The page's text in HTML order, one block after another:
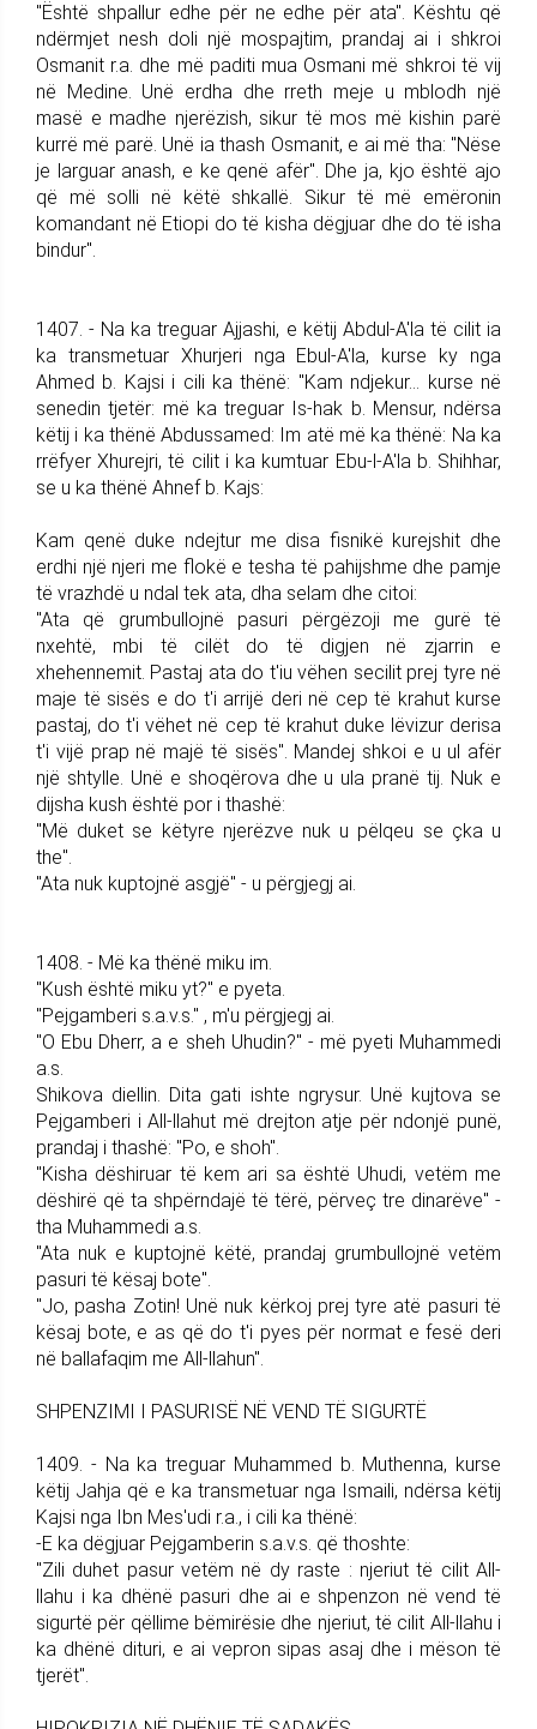
"Është shpallur edhe për ne edhe për ata". Kështu që
ndërmjet nesh doli një mospajtim, prandaj ai i shkroi
Osmanit r.a. dhe më paditi mua Osmani më shkroi të vij
në Medine. Unë erdha dhe rreth meje u mblodh një
masë e madhe njerëzish, sikur të mos më kishin parë
kurrë më parë. Unë ia thash Osmanit, e ai më tha: "Nëse
je larguar anash, e ke qenë afër". Dhe ja, kjo është ajo
që më solli në këtë shkallë. Sikur të më emëronin
komandant në Etiopi do të kisha dëgjuar dhe do të isha
bindur".
1407. - Na ka treguar Ajjashi, e këtij Abdul-A'la të cilit ia
ka transmetuar Xhurjeri nga Ebul-A'la, kurse ky nga
Ahmed b. Kajsi i cili ka thënë: "Kam ndjekur... kurse në
senedin tjetër: më ka treguar Is-hak b. Mensur, ndërsa
këtij i ka thënë Abdussamed: Im atë më ka thënë: Na ka
rrëfyer Xhurejri, të cilit i ka kumtuar Ebu-l-A'la b. Shihhar,
se u ka thënë Ahnef b. Kajs:
Kam qenë duke ndejtur me disa fisnikë kurejshit dhe
erdhi një njeri me flokë e tesha të pahijshme dhe pamje
të vrazhdë u ndal tek ata, dha selam dhe citoi:
"Ata që grumbullojnë pasuri përgëzoji me gurë të
nxehtë, mbi të cilët do të digjen në zjarrin e
xhehennemit. Pastaj ata do t'iu vëhen secilit prej tyre në
maje të sisës e do t'i arrijë deri në cep të krahut kurse
pastaj, do t'i vëhet në cep të krahut duke lëvizur derisa
t'i vijë prap në majë të sisës". Mandej shkoi e u ul afër
një shtylle. Unë e shoqërova dhe u ula pranë tij. Nuk e
dijsha kush është por i thashë:
"Më duket se këtyre njerëzve nuk u pëlqeu se çka u
the".
"Ata nuk kuptojnë asgjë" - u përgjegj ai.
1408. - Më ka thënë miku im.
"Kush është miku yt?" e pyeta.
"Pejgamberi s.a.v.s." , m'u përgjegj ai.
"O Ebu Dherr, a e sheh Uhudin?" - më pyeti Muhammedi
a.s.
Shikova diellin. Dita gati ishte ngrysur. Unë kujtova se
Pejgamberi i All-llahut më drejton atje për ndonjë punë,
prandaj i thashë: "Po, e shoh".
"Kisha dëshiruar të kem ari sa është Uhudi, vetëm me
dëshirë që ta shpërndajë të tërë, përveç tre dinarëve" -
tha Muhammedi a.s.
"Ata nuk e kuptojnë këtë, prandaj grumbullojnë vetëm
pasuri të kësaj bote".
"Jo, pasha Zotin! Unë nuk kërkoj prej tyre atë pasuri të
kësaj bote, e as që do t'i pyes për normat e fesë deri
në ballafaqim me All-llahun".
SHPENZIMI I PASURISË NË VEND TË SIGURTË
1409. - Na ka treguar Muhammed b. Muthenna, kurse
këtij Jahja që e ka transmetuar nga Ismaili, ndërsa këtij
Kajsi nga Ibn Mes'udi r.a., i cili ka thënë:
-E ka dëgjuar Pejgamberin s.a.v.s. që thoshte:
"Zili duhet pasur vetëm në dy raste : njeriut të cilit All-
llahu i ka dhënë pasuri dhe ai e shpenzon në vend të
sigurtë për qëllime bëmirësie dhe njeriut, të cilit All-llahu i
ka dhënë dituri, e ai vepron sipas asaj dhe i mëson të
tjerët".